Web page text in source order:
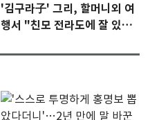
'김구라子' 그리, 할머니외 여
행서 "친모 전라도에 잘 있